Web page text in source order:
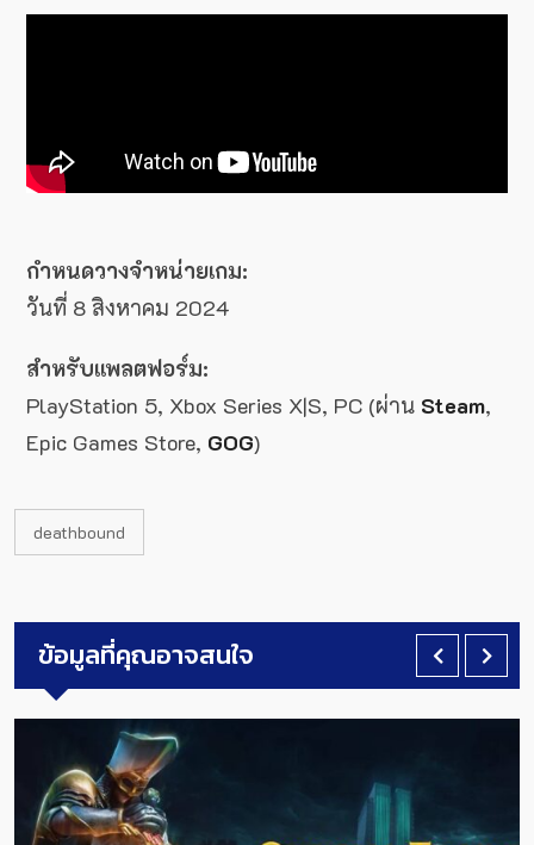
กำหนดวางจำหน่ายเกม:
วันที่ 8 สิงหาคม 2024
สำหรับแพลตฟอร์ม:
PlayStation 5, Xbox Series X|S, PC (ผ่าน Steam,
Epic Games Store, GOG)
deathbound
ข้อมูลที่คุณอาจสนใจ